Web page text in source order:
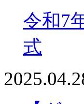
令和7
式